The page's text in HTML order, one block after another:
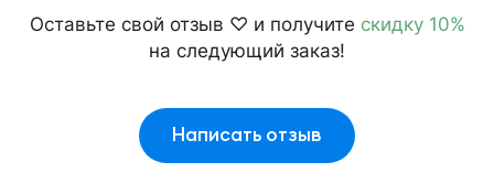
Оставьте свой отзыв ♡ и получите скидку 10%
на следующий заказ!
Написать отзыв